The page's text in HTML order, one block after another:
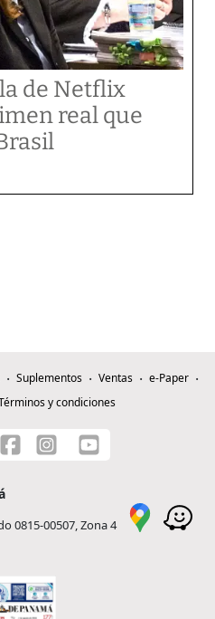
de Netflix
real que
Suplementos Ventas
e-Paper
y condiciones
0815-00507, Zona 4